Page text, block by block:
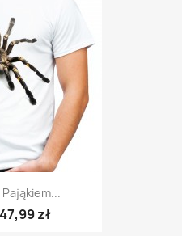
47,99 zł